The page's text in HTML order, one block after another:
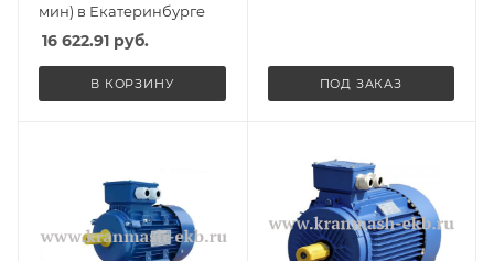
мин) в Екатеринбурге
16 622.91 руб.
В КОРЗИНУ ПОД ЗАКАЗ